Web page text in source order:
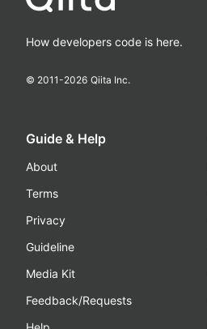
How developers code is here.
© 2011-2026 Qiita Inc.
Guide & Help
About
Terms
Privacy
Guideline
Media Kit
Feedback/Requests